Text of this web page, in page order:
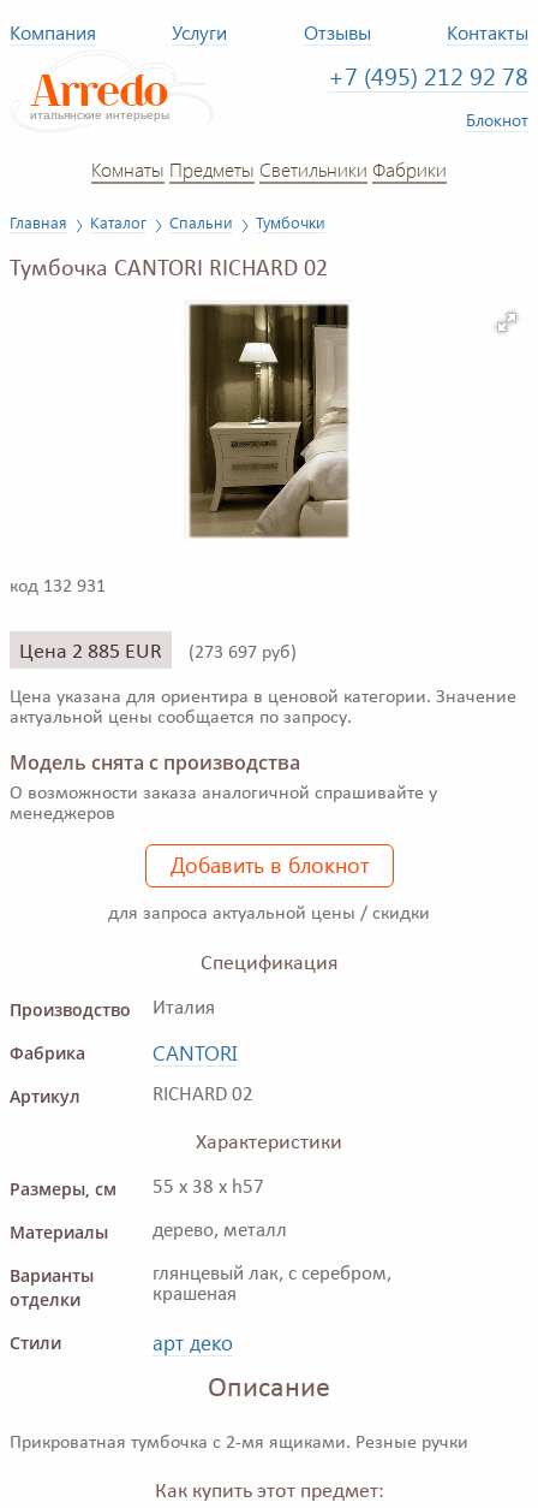
Компания Услуги Отзывы Контакты
+7 (495) 212 92 78
Блокнот
Комнаты Предметы Светильники Фабрики
Главная Каталог Спальни Тумбочки
Тумбочка CANTORI RICHARD 02
код 132 931
Цена 2 885 EUR (273 697 руб)
Цена указана для ориентира в ценовой категории. Значение
актуальной цены сообщается по запросу.
Модель снята с производства
О возможности заказа аналогичной спрашивайте у
менеджеров
Добавить в блокнот
для запроса актуальной цены / скидки
Спецификация
Производство
Италия
Фабрика CANTORI
Артикул RICHARD 02
Характеристики
Размеры, см
55 x 38 x h57
Материалы дерево, металл
Варианты
отделки
глянцевый лак, с серебром,
крашеная
Стили арт деко
Описание
Прикроватная тумбочка с 2-мя ящиками. Резные ручки
Как купить этот предмет: